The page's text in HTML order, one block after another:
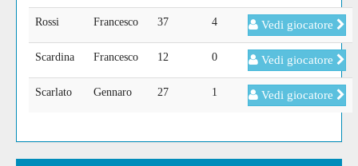
Rossi Francesco 37 4 Vedi giocatore
Scardina Francesco 12 0 Vedi giocatore
Scarlato Gennaro 27 1 Vedi giocatore